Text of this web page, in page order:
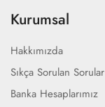
Kurumsal
Hakkımızda
Sıkça Sorulan Sorular
Banka Hesaplarımız